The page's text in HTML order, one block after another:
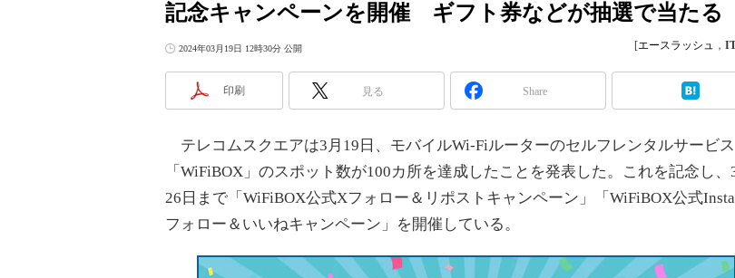
記念キャンペーンを開催 ギフト券などが抽選で当たる
2024年03月19日 12時30分 公開 [エースラッシュ ，
印刷 見る Share
テレコムスクエアは3月19日、モバイルWi-Fiルーターのセルフレンタルサービス
「WiFiBOX」のスポット数が100カ所を達成したことを発表した。これを記念し、
26日まで「WiFiBOX公式Xフォロー＆リポストキャンペーン」「WiFiBOX公式
フォロー＆いいねキャンペーン」を開催している。